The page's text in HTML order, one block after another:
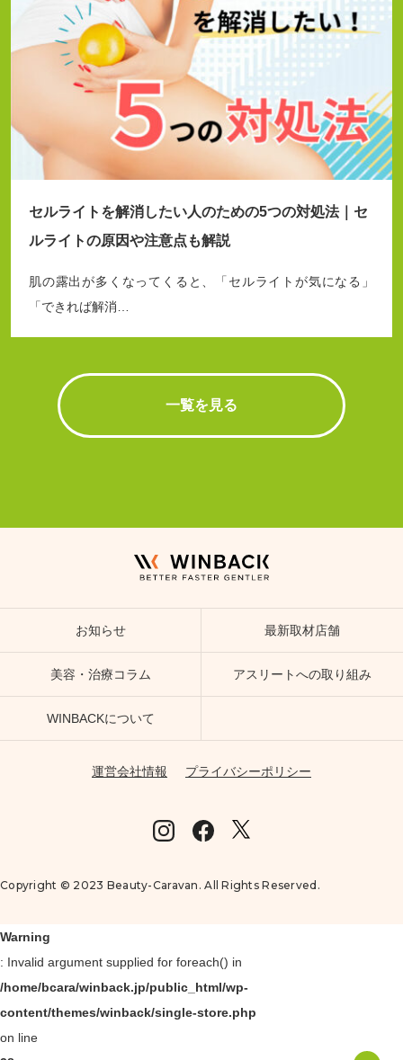
Warning
: Invalid argument supplied for foreach() in
/home/bcara/winback.jp/public_html/wp-
content/themes/winback/single-store.php
on line
セルライトを解消したい人のための5つの対処法｜セ
ルライトの原因や注意点も解説
肌の露出が多くなってくると、「セルライトが気になる」
「できれば解消…
一覧を見る
お知らせ 最新取材店舗
美容・治療コラム アスリートへの取り組み
WINBACKについて
運営会社情報 プライバシーポリシー
Copyright © 2023 Beauty-Caravan. All Rights Reserved.